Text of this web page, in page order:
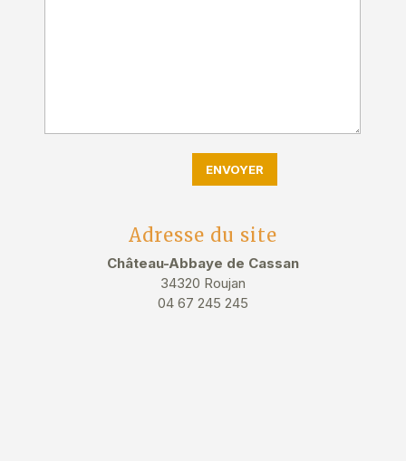
Adresse du site
Château-Abbaye de Cassan
34320 Roujan
04 67 245 245